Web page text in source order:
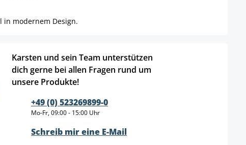
in modernem Design.
Karsten und sein Team unterstützen
dich gerne bei allen Fragen rund um
unsere Produkte!
+49 (0) 523269899-0
Mo-Fr, 09:00 - 15:00 Uhr
Schreib mir eine E-Mail